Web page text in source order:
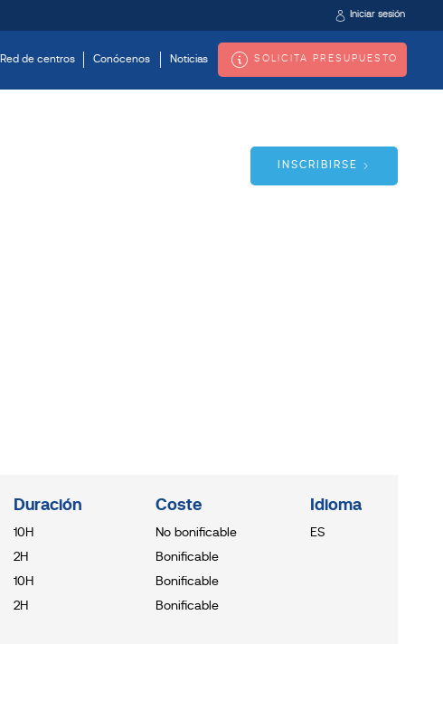
Iniciar sesión
Red de centros Conócenos Noticias SOLICITA PRESUPUESTO
INSCRIBIRSE
Duración
10H
2H
10H
2H
Coste
No bonificable
Bonificable
Bonificable
Bonificable
Idioma
ES